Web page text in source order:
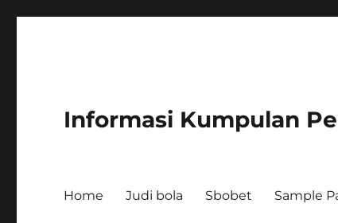
Informasi Kumpulan
Home Judi bola Sbobet Sample